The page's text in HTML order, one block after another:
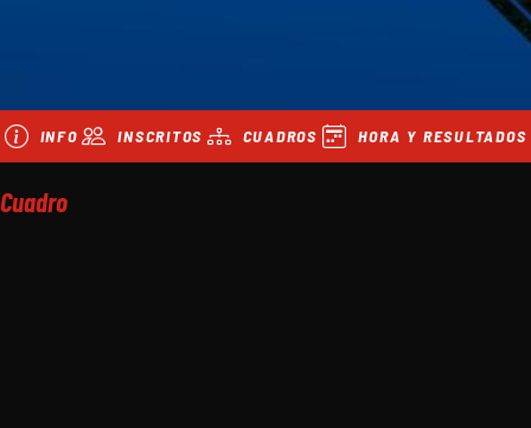
INFO INSCRITOS CUADROS HORA Y RESULTADOS
Cuadro